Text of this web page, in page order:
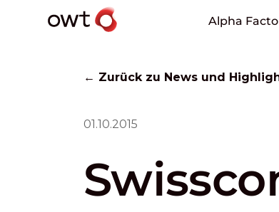
Alpha
← Zurück zu News und
01.10.2015